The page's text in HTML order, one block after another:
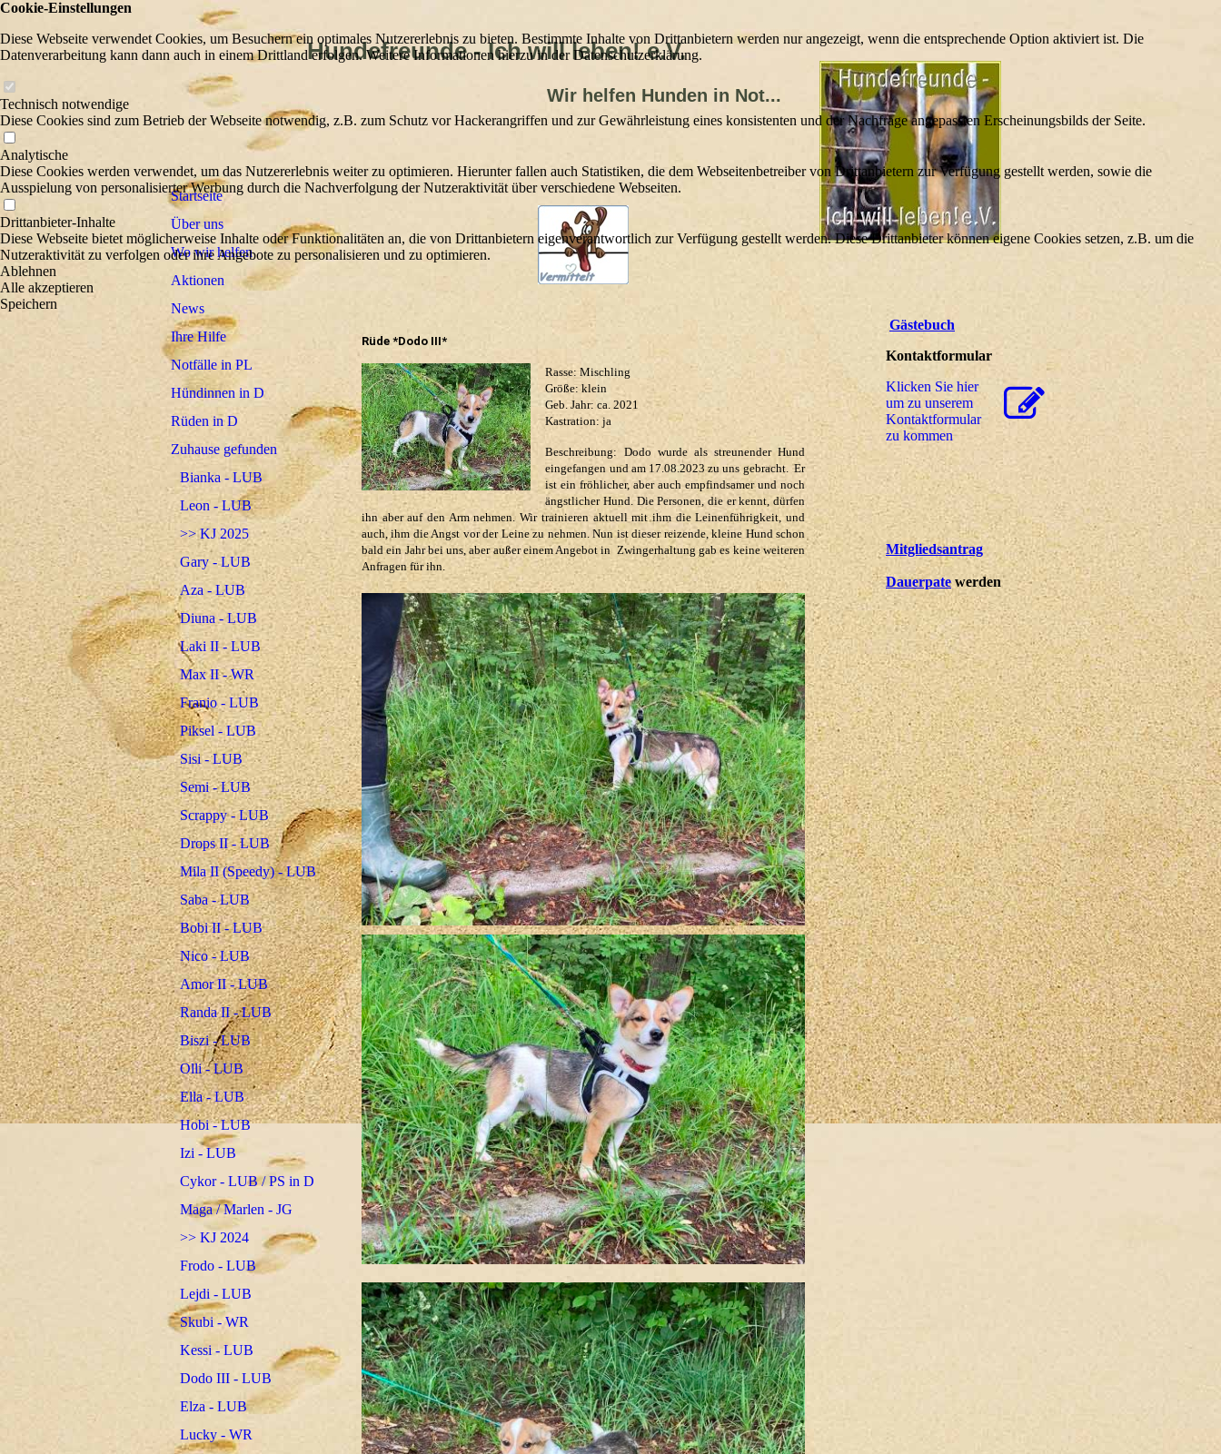
Rüde *Dodo III*
Rasse: Mischling
Größe: klein
Geb. Jahr: ca. 2021
Kastration: ja
Beschreibung: Dodo wurde als streunender Hund
eingefangen und am 17.08.2023 zu uns gebracht. Er
ist ein fröhlicher, aber auch empfindsamer und noch
ängstlicher Hund. Die Personen, die er kennt, dürfen
ihn aber auf den Arm nehmen. Wir trainieren aktuell mit ihm die Leinenführigkeit, und
auch, ihm die Angst vor der Leine zu nehmen. Nun ist dieser reizende, kleine Hund schon
bald ein Jahr bei uns, aber außer einem Angebot in Zwingerhaltung gab es keine weiteren
Anfragen für ihn.
Startseite
Über uns
Wo wir helfen
Aktionen
News
Ihre Hilfe
Notfälle in PL
Hündinnen in D
Rüden in D
Zuhause gefunden
Bianka - LUB
Leon - LUB
>> KJ 2025
Gary - LUB
Aza - LUB
Diuna - LUB
Laki II - LUB
Max II - WR
Franio - LUB
Piksel - LUB
Sisi - LUB
Semi - LUB
Scrappy - LUB
Drops II - LUB
Mila II (Speedy) - LUB
Saba - LUB
Bobi II - LUB
Nico - LUB
Amor II - LUB
Randa II - LUB
Biszi - LUB
Olli - LUB
Ella - LUB
Hobi - LUB
Izi - LUB
Cykor - LUB / PS in D
Maga / Marlen - JG
>> KJ 2024
Frodo - LUB
Lejdi - LUB
Skubi - WR
Kessi - LUB
Dodo III - LUB
Elza - LUB
Lucky - WR
Hundefreunde - Ich will leben! e.V.
Wir helfen Hunden in Not...
Gästebuch
Kontaktformular
Klicken Sie hier
um zu unserem
Kon­takt­for­mu­lar
zu kommen
Mitgliedsantrag
Dauerpate werden
Cookie-Einstellungen
Diese Webseite verwendet Cookies, um Besuchern ein optimales Nutzererlebnis zu bieten. Bestimmte Inhalte von Drittanbietern werden nur angezeigt, wenn die entsprechende Option aktiviert ist. Die
Datenverarbeitung kann dann auch in einem Drittland erfolgen. Weitere Informationen hierzu in der Datenschutzerklärung.
Technisch notwendige
Diese Cookies sind zum Betrieb der Webseite notwendig, z.B. zum Schutz vor Hackerangriffen und zur Gewährleistung eines konsistenten und der Nachfrage angepassten Erscheinungsbilds der Seite.
Analytische
Diese Cookies werden verwendet, um das Nutzererlebnis weiter zu optimieren. Hierunter fallen auch Statistiken, die dem Webseitenbetreiber von Drittanbietern zur Verfügung gestellt werden, sowie die
Ausspielung von personalisierter Werbung durch die Nachverfolgung der Nutzeraktivität über verschiedene Webseiten.
Drittanbieter-Inhalte
Diese Webseite bietet möglicherweise Inhalte oder Funktionalitäten an, die von Drittanbietern eigenverantwortlich zur Verfügung gestellt werden. Diese Drittanbieter können eigene Cookies setzen, z.B. um die
Nutzeraktivität zu verfolgen oder ihre Angebote zu personalisieren und zu optimieren.
Ablehnen
Alle akzeptieren
Speichern